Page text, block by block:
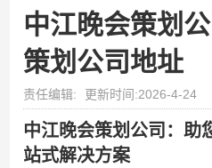
中江晚会策划
策划公司地址
责任编辑: 更新时间:2026-4-24
中江晚会策划公司：助
站式解决方案